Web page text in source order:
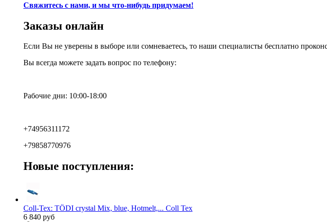
Свяжитесь с нами, и мы что-нибудь придумаем!
Заказы онлайн
Если Вы не уверены в выборе или сомневаетесь, то наши специалисты бесплатно
Вы всегда можете задать вопрос по телефону:
Рабочие дни: 10:00-18:00
+74956311172
+79858770976
Новые поступления:
Coll-Tex: TÖDI crystal Mix, blue, Hotmelt,... Coll Tex
6 840 руб